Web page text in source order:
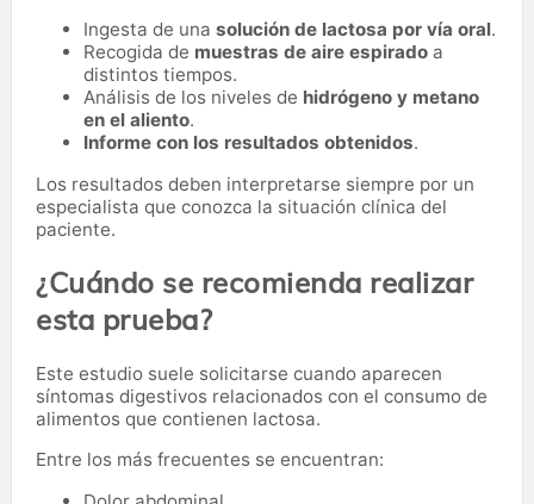
Ingesta de una solución de lactosa por vía oral.
Recogida de muestras de aire espirado a
distintos tiempos.
Análisis de los niveles de hidrógeno y metano
en el aliento.
Informe con los resultados obtenidos.
Los resultados deben interpretarse siempre por un
especialista que conozca la situación clínica del
paciente.
¿Cuándo se recomienda realizar
esta prueba?
Este estudio suele solicitarse cuando aparecen
síntomas digestivos relacionados con el consumo de
alimentos que contienen lactosa.
Entre los más frecuentes se encuentran: